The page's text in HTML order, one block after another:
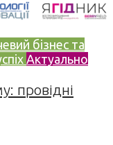
бізнес та
Актуально
провідні